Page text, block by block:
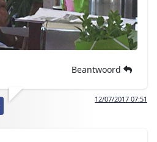
Beantwoord
12/07/2017 07:51